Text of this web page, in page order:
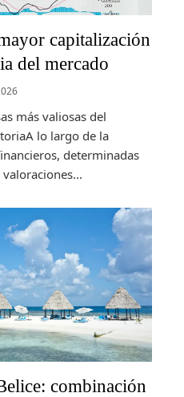
capitalización
del mercado
más valiosas del
lo largo de la
determinadas
combinación